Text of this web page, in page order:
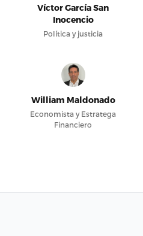
Víctor García San
Inocencio
Política y justicia
William Maldonado
Economista y Estratega
Financiero